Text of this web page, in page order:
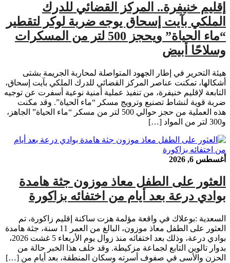
إقليم خنيفرة.. المركز القضائي للدرك
الملكي بآيت إسحاق يوجه ضربة لوكر لتقطير
“ماء الحياة” ويحجز 500 لتر من المسكرات
وسلاحًا أبيض
هيئة التحرير في إطار الجهود المتواصلة لمحاربة الجريمة بشتى
أشكالها، تمكنت عناصر المركز القضائي للدرك الملكي بآيت إسحاق،
التابعة لإقليم خنيفرة، من تنفيذ عملية أمنية نوعية أسفرت عن توجيه
ضربة قوية لنشاط تصنيع وترويج مسكر “ماء الحياة”. وقد مكنت
هذه العملية من حجز حوالي 500 لتر من مسكر “ماء الحياة” الجاهز،
و300 لتر من المواد […]
أغسطس 6, 2026
العثور على الطفل معاذ موزون جثة هامدة
بوادي درعة بعد أيام من اختفائه بزاكورة
السعدية :بوعلاك في واقعة مؤلمة هزت ساكنة إقليم زاكورة، تم
العثور على الطفل معاذ موزون، البالغ من العمر 11 سنة، جثة هامدة
بوادي درعة، وذلك بعد اختفائه منذ زوال يوم الأربعاء 5 غشت 2026،
بدوار تالوين التابع لجماعة مزكيطة. وقد خلف هذا الخبر حالة من
الحزن والأسى في صفوف أسرته وسكان المنطقة، بعد أيام من […]